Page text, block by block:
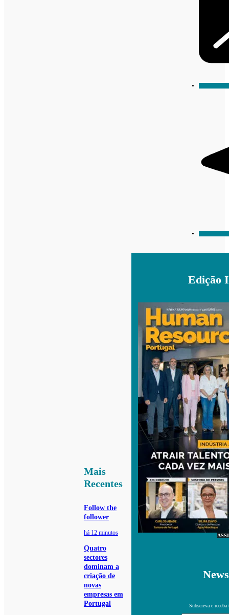
Mais
Recentes
Follow the
follower
há 12 minutos
Quatro
sectores
dominam a
criação de
novas
empresas em
Portugal
Edição
Subscreva e